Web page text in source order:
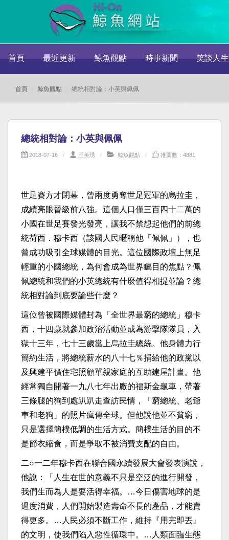
首頁 最近更新 鯨魚觀點 時事新聞 笑談人生
首頁 鯨魚觀點 總統相對論：小英與佩佩
總統相對論：小英與佩佩
2018-07-16 王美琇 鯨魚觀點 推薦數：4881
世足賽方才閉幕，曾兩度勇奪世足冠軍的烏拉圭，
成績亮眼晉級前八強。這個人口僅三百四十二萬的
小國在世足賽發光發亮，讓我不禁想起他們的前總
統荷西．穆卡西（該國人民暱稱他「佩佩」），也
曾成功吸引全球媒體的目光。這位國際政壇上無足
輕重的小國總統，為何會成為世界矚目的焦點？佩
佩總統和我們的小英總統有什麼值得相提並論？總
統相對論到底要論些什麼？
這位曾被國際媒體封為「全世界最窮的總統」穆卡
西，十四歲就參加政治活動並成為游擊隊隊員，入
獄十三年，七十三歲當上烏拉圭總統。他身體力行
簡約生活，將總統薪水的八十七％捐給他的政黨以
及興建平價住宅照顧單親家庭的互助建屋計畫。他
經常獨自開著一九八七年出廠的福斯金龜車，帶著
三條腿的狗到處趴趴走查訪民情，「窮總統、老爺
車和老狗」的照片瘋傳全球。但他說他並不貧窮，
只是選擇簡樸低調的生活方式。簡樸生活的目的不
是節衣縮食，而是爭取不被消費支配的自由。
二○一二年穆卡西在聯合國永續發展大會發表演說，
他說：「人生在世的意義不只是空泛的進行開發，
我們生而為人是要活得幸福。…今日傷害地球的是
過度消費，人們開始製造壽命不長的產品，才能賣
得更多。…人民必須不斷工作，維持『用完即丟』
的文明，使我們陷入惡性循環中。…人類面臨生態